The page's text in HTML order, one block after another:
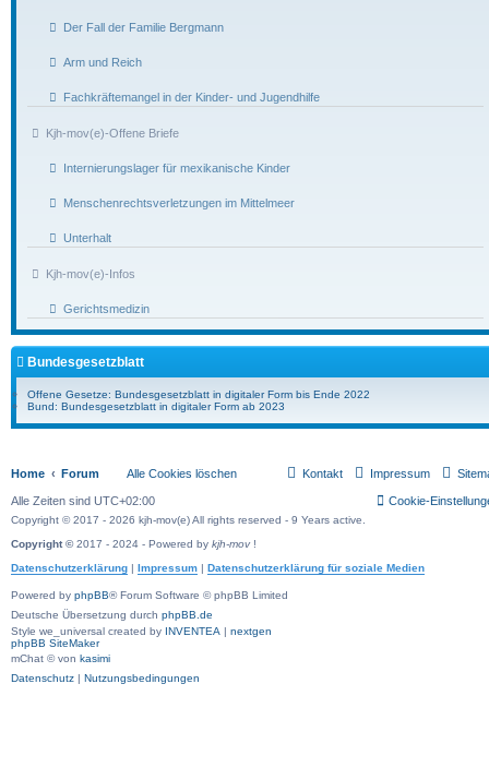
Der Fall der Familie Bergmann
Arm und Reich
Fachkräftemangel in der Kinder- und Jugendhilfe
Kjh-mov(e)-Offene Briefe
Internierungslager für mexikanische Kinder
Menschenrechtsverletzungen im Mittelmeer
Unterhalt
Kjh-mov(e)-Infos
Gerichtsmedizin
Bundesgesetzblatt
Offene Gesetze: Bundesgesetzblatt in digitaler Form bis Ende 2022
Bund: Bundesgesetzblatt in digitaler Form ab 2023
Home Forum Impressum
Kontakt
Alle Cookies löschen
Alle Zeiten sind UTC+02:00 Cookie-
Copyright © 2017 - 2026 kjh-mov(e) All rights reserved - 9 Years active.
Copyright ©2017 - 2024 - Powered by kjh-mov!
Datenschutzerklärung | Impressum | Datenschutzerklärung für soziale Medien
Powered by phpBB® Forum Software © phpBB Limited
Deutsche Übersetzung durch phpBB.de
Style we_universal created by INVENTEA | nextgen
phpBB SiteMaker
mChat © von kasimi
Datenschutz | Nutzungsbedingungen